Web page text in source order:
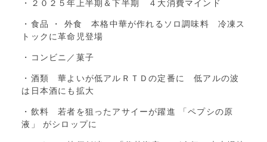
・２０２５年上半期＆下半期 ４大消費マインド
・食品 ・ 外食 本格中華が作れるソロ調味料 冷凍ス
トックに革命児登場
・コンビニ／菓子
・酒類 華よいが低アルＲＴＤの定番に 低アルの波
は日本酒にも拡大
・飲料 若者を狙ったアサイーが躍進 「ペプシの原
液」 がシロップに